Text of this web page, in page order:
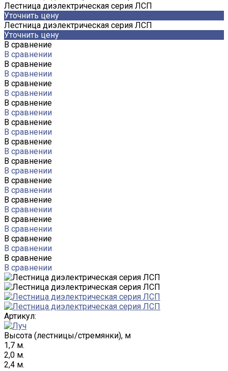
Лестница диэлектрическая серия ЛСП
Уточнить цену
Лестница диэлектрическая серия ЛСП
Уточнить цену
В сравнение
В сравнении
В сравнение
В сравнении
В сравнение
В сравнении
В сравнение
В сравнении
В сравнение
В сравнении
В сравнение
В сравнении
В сравнение
В сравнении
В сравнение
В сравнении
В сравнение
В сравнении
В сравнение
В сравнении
В сравнение
В сравнении
В сравнение
В сравнении
Артикул:
Высота (лестницы/стремянки), м
1,7 м.
2,0 м.
2,4 м.